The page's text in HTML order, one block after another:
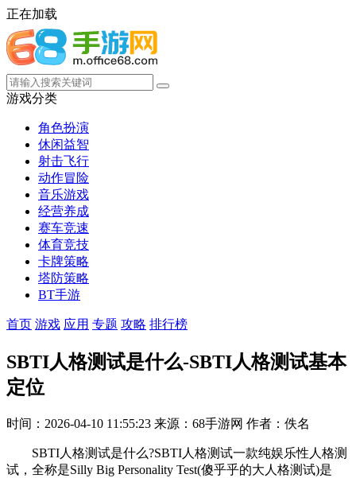
正在加载
游戏分类
角色扮演
休闲益智
射击飞行
动作冒险
音乐游戏
经营养成
赛车竞速
体育竞技
卡牌策略
塔防策略
BT手游
首页 游戏 应用 专题 攻略 排行榜
SBTI人格测试是什么-SBTI人格测试基本
定位
时间：2026-04-10 11:55:23 来源：68手游网 作者：佚名
SBTI人格测试是什么?SBTI人格测试一款纯娱乐性人格测
试，全称是Silly Big Personality Test(傻乎乎的大人格测试)是